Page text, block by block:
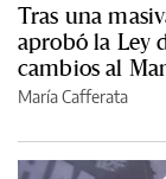
Tras una
aprobó la Ley
cambios al
María Cafferata